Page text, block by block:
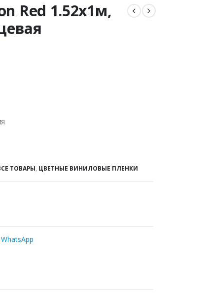
Red 1.52х1м,
ТОВАРЫ, ЦВЕТНЫЕ ВИНИЛОВЫЕ ПЛЕНКИ